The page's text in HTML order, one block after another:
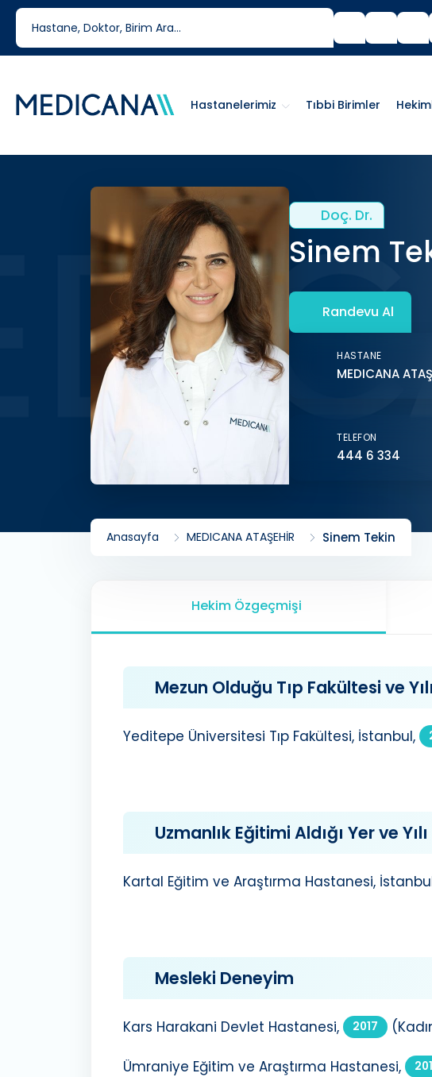
444 6 334
Tıbbi Birimler
Hastanelerimiz
Doç. Dr.
Sinem
Randevu Al
HASTANE
MEDICANA
TELEFON
444 6 334
Anasayfa MEDICANA ATAŞEHİR Sinem Tekin
Hekim Özgeçmişi
Mezun Olduğu Tıp Fakültesi ve Yılı
Yeditepe Üniversitesi Tıp Fakültesi, İstanbul,
Uzmanlık Eğitimi Aldığı Yer ve Yılı
Kartal Eğitim ve Araştırma Hastanesi,
Mesleki Deneyim
Kars Harakani Devlet Hastanesi, 2017
Ümraniye Eğitim ve Araştırma Hastanesi,